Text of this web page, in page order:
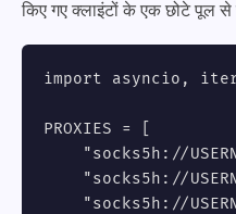
किए गए क्लाइंटों के एक छोटे पूल
import asyncio,
PROXIES = [
"socks5h://
"socks5h://
"socks5h://